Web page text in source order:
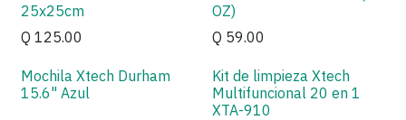
25x25cm
Q 125.00
OZ)
Q 59.00
Mochila Xtech Durham
15.6" Azul
Kit de limpieza Xtech
Multifuncional 20 en 1
XTA-910